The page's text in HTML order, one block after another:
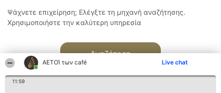
ΑΕΤΟΊ των café Live chat
11:59
Ψάχνετε επιχείρηση; Ελέγξτε τη μηχανή αναζήτησης.
Χρησιμοποιήστε την καλύτερη υπηρεσία
Αναζήτηση